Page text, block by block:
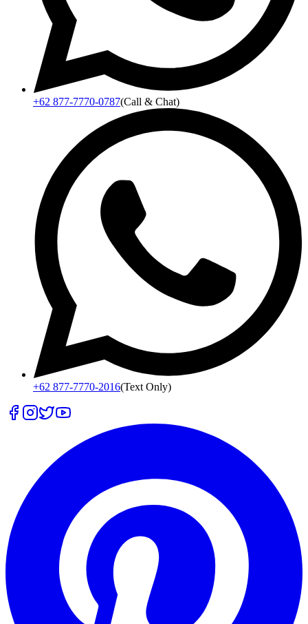
+62 877-7770-0787(Call & Chat)
+62 877-7770-2016(Text Only)